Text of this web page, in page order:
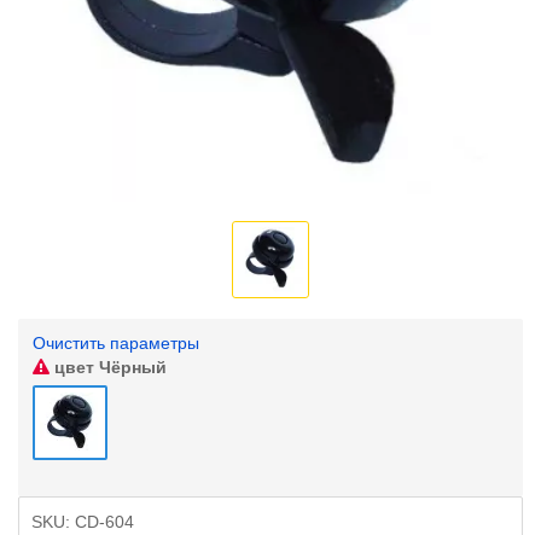
Очистить параметры
цвет Чёрный
SKU: CD-604